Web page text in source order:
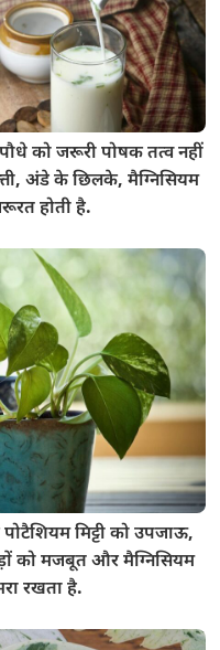
को जरूरी पोषक तत्व नहीं
अंडे के छिलके, मैग्निसियम
होती है.
मिट्टी को उपजाऊ,
को मजबूत और मैग्निसियम
रखता है.